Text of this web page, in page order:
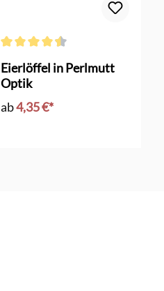
Eierlöffel in Perlmutt
Optik
ab4,35 €*